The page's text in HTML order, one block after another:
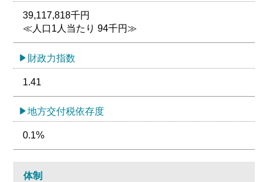
39,117,818千円
≪人口1人当たり 94千円≫
財政力指数
1.41
地方交付税依存度
0.1%
体制